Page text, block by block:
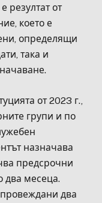
резултат от
което е
определящи
така и
от 2023 г.,
групи и по
назначава
предсрочни
два месеца.
два